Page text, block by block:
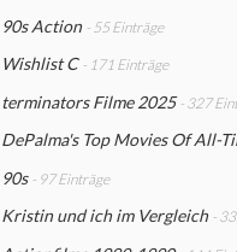
90s Action - 55 Einträge
Wishlist C - 171 Einträge
terminators Filme 2025 - 327
DePalma's Top Movies Of All-
90s - 97 Einträge
Kristin und ich im Vergleich -